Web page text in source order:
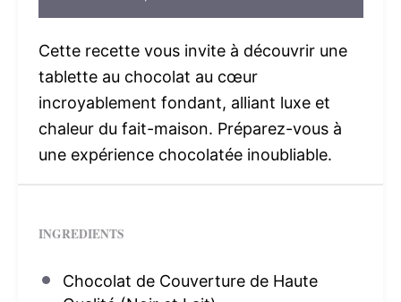
Cette recette vous invite à découvrir une
tablette au chocolat au cœur
incroyablement fondant, alliant luxe et
chaleur du fait-maison. Préparez-vous à
une expérience chocolatée inoubliable.
INGREDIENTS
Chocolat de Couverture de Haute